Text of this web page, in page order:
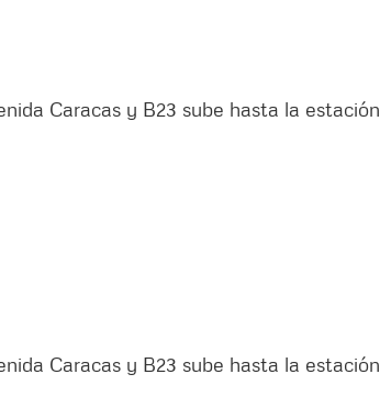
Caracas y B23 sube hasta la estación
Caracas y B23 sube hasta la estación